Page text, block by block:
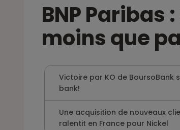
BNP Paribas
moins que
Victoire par KO de BoursoBank
bank!
Une acquisition de nouveaux
ralentit en France pour Nickel